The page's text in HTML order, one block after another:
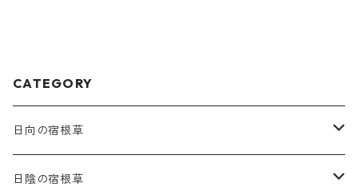
CATEGORY
日向の宿根草
ア行
日陰の宿根草